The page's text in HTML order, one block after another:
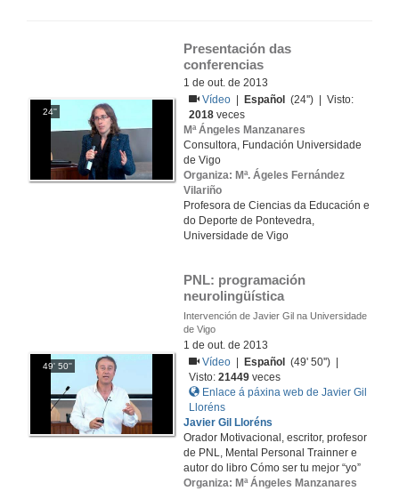
24''
Presentación das
conferencias
1 de out. de 2013
Vídeo
Español
(24'') | Visto:
2018 veces
Mª Ángeles Manzanares
Consultora, Fundación Universidade
de Vigo
Organiza: Mª. Ágeles Fernández
Vilariño
Profesora de Ciencias da Educación e
do Deporte de Pontevedra,
Universidade de Vigo
49' 50''
PNL: programación
neurolingüística
Intervención de Javier Gil na Universidade
de Vigo
1 de out. de 2013
Vídeo
Español
(49' 50'') |
Visto:21449 veces
Enlace á páxina web de Javier Gil
Lloréns
Javier Gil Lloréns
Orador Motivacional, escritor, profesor
de PNL, Mental Personal Trainner e
autor do libro Cómo ser tu mejor “yo”
Organiza: Mª Ángeles Manzanares